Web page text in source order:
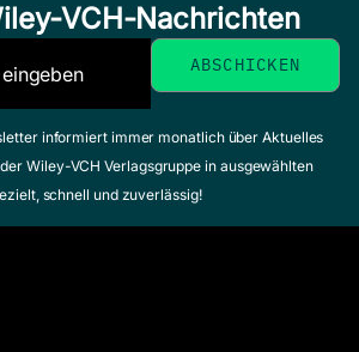
VCH-Nachrichten
informiert immer monatlich über Aktuelles
Wiley-VCH Verlagsgruppe in ausgewählten
schnell und zuverlässig!